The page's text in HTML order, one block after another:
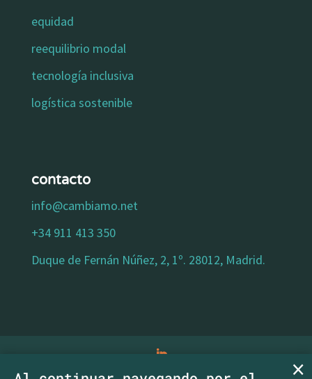
equidad
reequilibrio modal
tecnología inclusiva
logística sostenible
contacto
info@cambiamo.net
+34 911 413 350
Duque de Fernán Núñez, 2, 1º. 28012, Madrid.